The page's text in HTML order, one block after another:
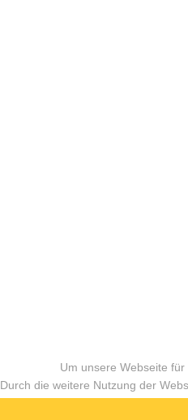
Um unsere Webseite
Durch die weitere Nutzung der